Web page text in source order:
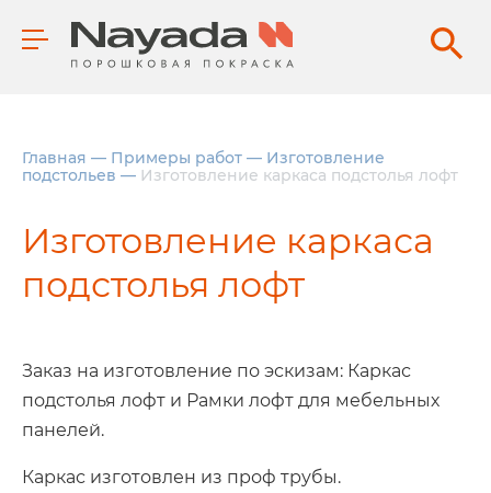
Главная — Примеры работ — Изготовление
подстольев — Изготовление каркаса подстолья лофт
Изготовление каркаса
подстолья лофт
Заказ на изготовление по эскизам: Каркас
подстолья лофт и Рамки лофт для мебельных
панелей.
Каркас изготовлен из проф трубы.